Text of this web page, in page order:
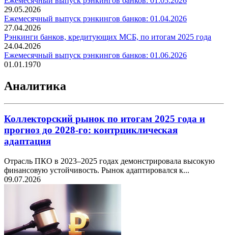
29.05.2026
Ежемесячный выпуск рэнкингов банков: 01.04.2026
27.04.2026
Рэнкинги банков, кредитующих МСБ, по итогам 2025 года
24.04.2026
Ежемесячный выпуск рэнкингов банков: 01.06.2026
01.01.1970
Аналитика
Коллекторский рынок по итогам 2025 года и
прогноз до 2028-го: контрциклическая
адаптация
Отрасль ПКО в 2023–2025 годах демонстрировала высокую
финансовую устойчивость. Рынок адаптировался к...
09.07.2026